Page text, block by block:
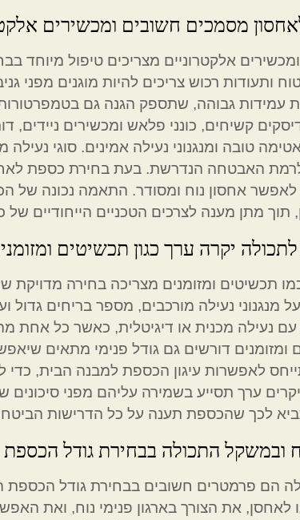
מסמכים חשובים ומכשירים
אלקטרוניים מצריכים טיפול מיוחד
ותעודות רכוש צריכים להיות מוגנים מפני
עמידות גבוהה, שתספק הגנה גם בטמפרטורות
קשיחים, כונני פלאש ומכשירים ניידים,
טובה ומנגנוני נעילה אמינים. סוגי
האבטחה הנדרשת. בעת בחירת כספת
לאפשר אחסון נוח ומסודר. התאמה נכונה
תוך מתן מענה לצרכים הטכניים הייחודיים של
יקרה ערך כגון תכשיטים
תכשיטים ומזומנים מצריכה בחירה
מנגנוני נעילה מורכבים, מספר בריחים גדול
נעילה מכנית או דיגיטלית, כאשר כל אחת
דורשים גם גודל פנימי מתאים
לאפשרות עיגון הכספת למבנה הבית,
ערך תסייע בשמירה עליהם מפני סיכונים
לכך שהכספת תענה על כל הדרישות
ובמשקל התכולה בבחירת גודל הכספת
הם פרמטרים חשובים בבחירת גודל
לאחסן, את הצורך בארגון פנימי נוח, ואת